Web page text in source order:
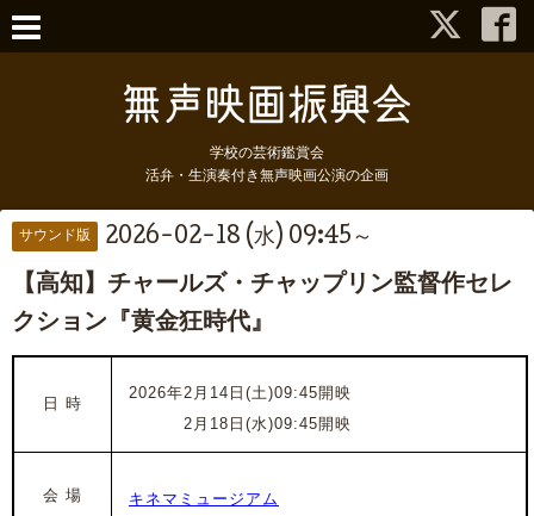
学校の芸術鑑賞会
活弁・生演奏付き無声映画公演の企画
サウンド版 2026-02-18 (水) 09:45～
【高知】チャールズ・チャップリン監督作セレ
クション『黄金狂時代』
日 時
2026年2月14日(土)09:45開映
2月18日(水)09:45開映
会 場 キネマミュージアム